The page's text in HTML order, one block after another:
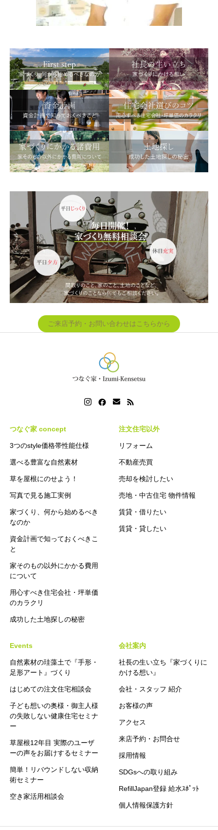
ご来店予約・お問い合わせはこちらから
つなぐ家 concept
3つのstyle価格帯性能仕様
選べる豊富な自然素材
草を屋根にのせよう！
写真で見る施工実例
家づくり、何から始めるべき
なのか
資金計画で知っておくべきこ
と
家そのもの以外にかかる費用
について
用心すべき住宅会社・坪単価
のカラクリ
成功した土地探しの秘密
注文住宅以外
リフォーム
不動産売買
売却を検討したい
売地・中古住宅 物件情報
賃貸・借りたい
賃貸・貸したい
Events
自然素材の珪藻土で『手形・
足形アート』づくり
はじめての注文住宅相談会
子ども想いの奥様・御主人様
の失敗しない健康住宅セミナ
ー
草屋根12年目 実際のユーザ
ーの声をお届けするセミナー
簡単！リバウンドしない収納
術セミナー
空き家活用相談会
会社案内
社長の生い立ち『家づくりに
かける想い』
会社・スタッフ 紹介
お客様の声
アクセス
来店予約・お問合せ
採用情報
SDGsへの取り組み
RefillJapan登録 給水ｽﾎﾟｯﾄ
個人情報保護方針